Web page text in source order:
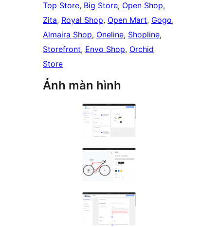
Top Store, Big Store, Open Shop,
Zita, Royal Shop, Open Mart, Gogo,
Almaira Shop, Oneline, Shopline,
Storefront, Envo Shop, Orchid
Store
Ảnh màn hình